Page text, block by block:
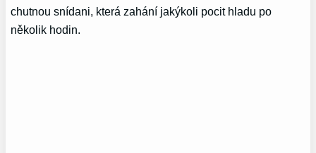
chutnou snídani, která zahání jakýkoli pocit hladu po
několik hodin.